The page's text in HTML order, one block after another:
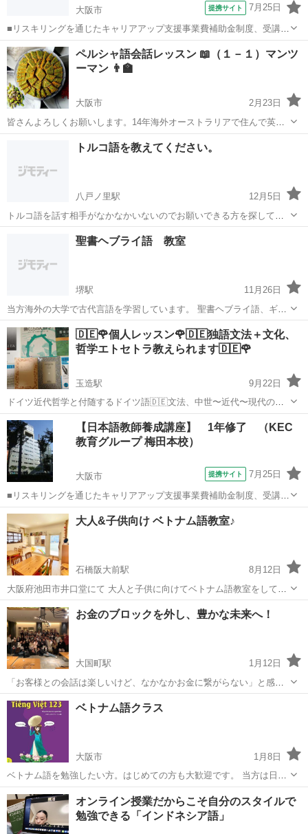
大阪市 提携サイト 7月25日
■リスキリングを通じたキャリアアップ支援事業費補助金制度、受講費
用の最大70％還付（要件有、詳細はお尋ねください ■KECは全校舎
「文化庁届出受理講座」。 ■受講曜日・時間帯振替受講、校舎間振替
受講、休学制度、動画視聴（基礎...
大阪 大阪市
ペルシャ語会話レッスン 📖（１－１）マンツ
ーマン 👨‍🏫
大阪市
2月23日
皆さんよろしくお願いします。14年海外オーストラリアで住んで英語
のネイティブスピーカーであります。その前はイランに３年住んでい
て、２０１１にも旅行1ヶ月行きました。イランの文化、歴史や食べ物
その他 ペルシャ語
トルコ語を教えてください。
八戸ノ里駅
12月5日
トルコ語を話す相手がなかなかいないのでお願いできる方を探してい
ます。 ZOOMでも大丈夫です。 宜しくお願い致します。
東大阪市 八戸ノ里駅 その他
聖書ヘブライ語 教室
堺駅
11月26日
当方海外の大学で古代言語を学習しています。 聖書ヘブライ語、ギリ
シャ語、アラム語、アッカド語等に興味がある方がおられたら是非連
絡ください。 聖書ヘブライ語以外であれば基礎レベル、聖書ヘブライ
語だと中級レベルまで指導可能で...
大阪 大阪市 堺駅 Discord
🇩🇪🌹個人レッスン🌹🇩🇪独語文法＋文化、
哲学エトセトラ教えられます🇩🇪🌹
玉造駅
9月22日
ドイツ近代哲学と付随するドイツ語🇩🇪文法、中世〜近代〜現代の西
欧文化と歴史、哲学、古代ギリシア哲学と古代ギリシア語やラテン
語、宗教学(宗教の概要と宗教観。三大宗教から仏教、マニ教やゾロア
スターなどのニッチな宗教観まで)を出張...
大阪 大阪市 玉造駅 その他 哲学
【日本語教師養成講座】 1年修了 （KEC
教育グループ 梅田本校）
大阪市 提携サイト 7月25日
■リスキリングを通じたキャリアアップ支援事業費補助金制度、受講費
用の最大70％還付（要件有、詳細はお尋ねください） ■KECは全校舎
「文化庁届出受理講座」。 ■受講曜日・時間帯振替受講、校舎間振替
受講、休学制度、動画視聴（基...
大阪 大阪市 その他
大人&子供向け ベトナム語教室♪
石橋阪大前駅
8月12日
大阪府池田市井口堂にて 大人と子供に向けてベトナム語教室をしてお
ります。 大阪大学のベトナム人留学生による授業で 実生活に役立つ英
語をお伝えすることも出来ますし、 基礎から確認したい方には文法か
ら、 資格や試験勉強の対策...
大阪 池田市 石橋阪大前駅 その他 ベトナム語
お金のブロックを外し、豊かな未来へ！
大国町駅
1月12日
「お客様との会話は楽しいけど、なかなかお金に繋がらない」と感じ
る方へのヒプノセラピーを使ったメンタルブロックの外し方開催しま
す。 5回講座 通える方限定。 金額は個別に調整いたします。一度ご
相談ください。心のメンタルブロ...
大阪 大阪市 大国町駅
ベトナム語クラス
大阪市
1月8日
ベトナム語を勉強したい方。はじめての方も大歓迎です。 当方は日本
語・ベトナム語ネイティブです。 旅行やビジネス、また日本在住のベ
トナム人との交流にご活用ください。 時間や曜日は融通ききます。 ゼ
ロからスタート -...
大阪 大阪市 その他 ベトナム語
オンライン授業だからこそ自分のスタイルで
勉強できる「インドネシア語」